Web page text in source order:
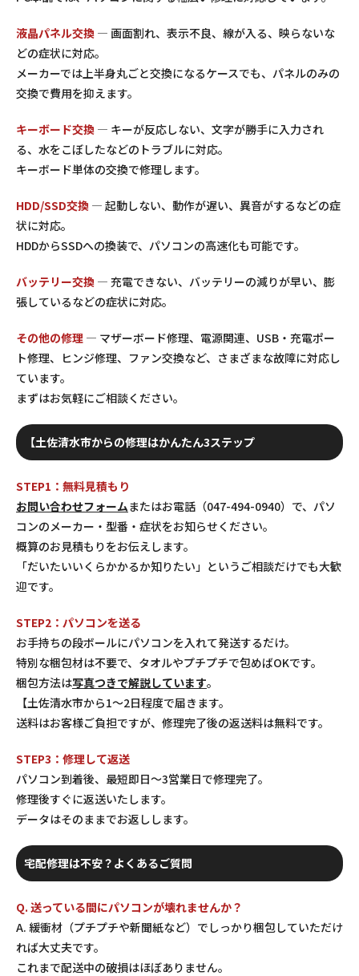
液晶パネル交換 — 画面割れ、表示不良、線が入る、映らないな
どの症状に対応。
メーカーでは上半身丸ごと交換になるケースでも、パネルのみの
交換で費用を抑えます。
キーボード交換 — キーが反応しない、文字が勝手に入力され
る、水をこぼしたなどのトラブルに対応。
キーボード単体の交換で修理します。
HDD/SSD交換 — 起動しない、動作が遅い、異音がするなどの症
状に対応。
HDDからSSDへの換装で、パソコンの高速化も可能です。
バッテリー交換 — 充電できない、バッテリーの減りが早い、膨
張しているなどの症状に対応。
その他の修理 — マザーボード修理、電源関連、USB・充電ポー
ト修理、ヒンジ修理、ファン交換など、さまざまな故障に対応し
ています。
まずはお気軽にご相談ください。
【土佐清水市からの修理はかんたん3ステップ
STEP1：無料見積もり
お問い合わせフォームまたはお電話（047-494-0940）で、パソ
コンのメーカー・型番・症状をお知らせください。
概算のお見積もりをお伝えします。
「だいたいいくらかかるか知りたい」というご相談だけでも大歓
迎です。
STEP2：パソコンを送る
お手持ちの段ボールにパソコンを入れて発送するだけ。
特別な梱包材は不要で、タオルやプチプチで包めばOKです。
梱包方法は写真つきで解説しています。
【土佐清水市から1〜2日程度で届きます。
送料はお客様ご負担ですが、修理完了後の返送料は無料です。
STEP3：修理して返送
パソコン到着後、最短即日〜3営業日で修理完了。
修理後すぐに返送いたします。
データはそのままでお返しします。
宅配修理は不安？よくあるご質問
Q. 送っている間にパソコンが壊れませんか？
A. 緩衝材（プチプチや新聞紙など）でしっかり梱包していただけ
れば大丈夫です。
これまで配送中の破損はほぼありません。